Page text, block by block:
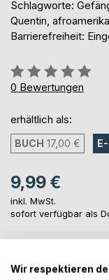
Schlagworte:
Quentin,
Barrierefreiheit:
Bewertung::
0%
0 Bewertungen
erhältlich als:
BUCH 17,00 €
9,99 €
inkl. MwSt.
sofort verfügbar als
Wir respektieren